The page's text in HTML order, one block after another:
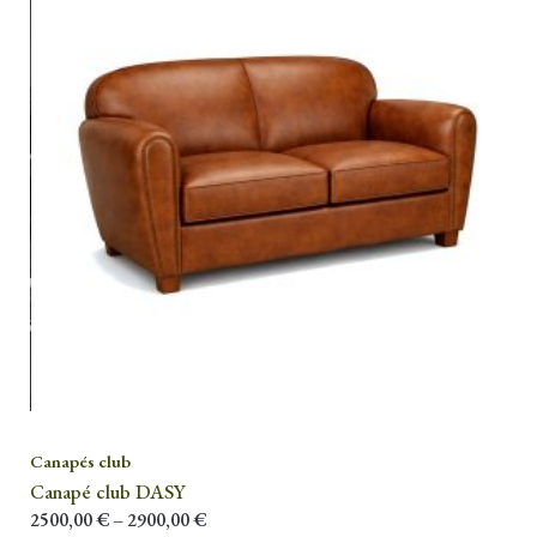
Canapés club
Canapé club DASY
2500,00€– 2900,00€